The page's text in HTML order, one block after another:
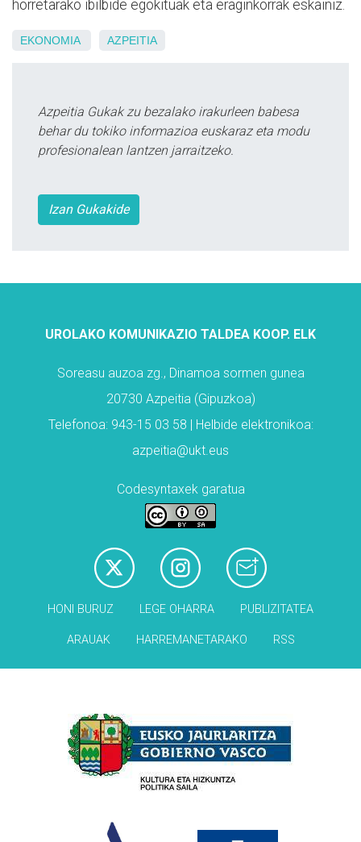
horretarako ibilbide egokituak eta eraginkorrak eskainiz.
EKONOMIA AZPEITIA
Azpeitia Gukak zu bezalako irakurleen babesa
behar du tokiko informazioa euskaraz eta modu
profesionalean lantzen jarraitzeko.
Izan Gukakide
UROLAKO KOMUNIKAZIO TALDEA KOOP. ELK
Soreasu auzoa zg., Dinamoa sormen gunea
20730 Azpeitia (Gipuzkoa)
Telefonoa: 943-15 03 58 | Helbide elektronikoa:
azpeitia@ukt.eus
Codesyntaxek garatua
HONI BURUZ LEGE OHARRA PUBLIZITATEA
ARAUAK HARREMANETARAKO RSS